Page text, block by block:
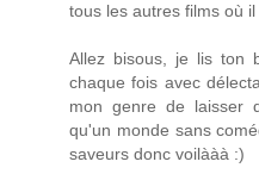
tous les autres films où
Allez bisous, je lis ton
chaque fois avec
mon genre de laisser
qu'un monde sans
saveurs donc voilààà :)